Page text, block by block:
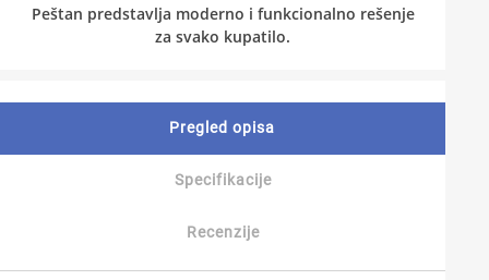
Peštan predstavlja moderno i funkcionalno rešenje
za svako kupatilo.
Pregled opisa
Specifikacije
Recenzije